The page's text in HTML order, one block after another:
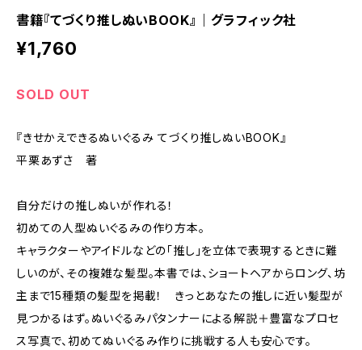
書籍『てづくり推しぬいBOOK』｜グラフィック社
¥1,760
SOLD OUT
『きせかえできるぬいぐるみ てづくり推しぬいBOOK』
平栗あずさ 著
自分だけの推しぬいが作れる！
初めての人型ぬいぐるみの作り方本。
キャラクターやアイドルなどの「推し」を立体で表現するときに難
しいのが、その複雑な髪型。本書では、ショートヘアからロング、坊
主まで15種類の髪型を掲載！ きっとあなたの推しに近い髪型が
見つかるはず。ぬいぐるみパタンナーによる解説＋豊富なプロセ
ス写真で、初めてぬいぐるみ作りに挑戦する人も安心です。